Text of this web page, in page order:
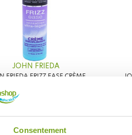
Consentement
JOHN FRIEDA
FRIEDA FRIZZ EASE CRÈME